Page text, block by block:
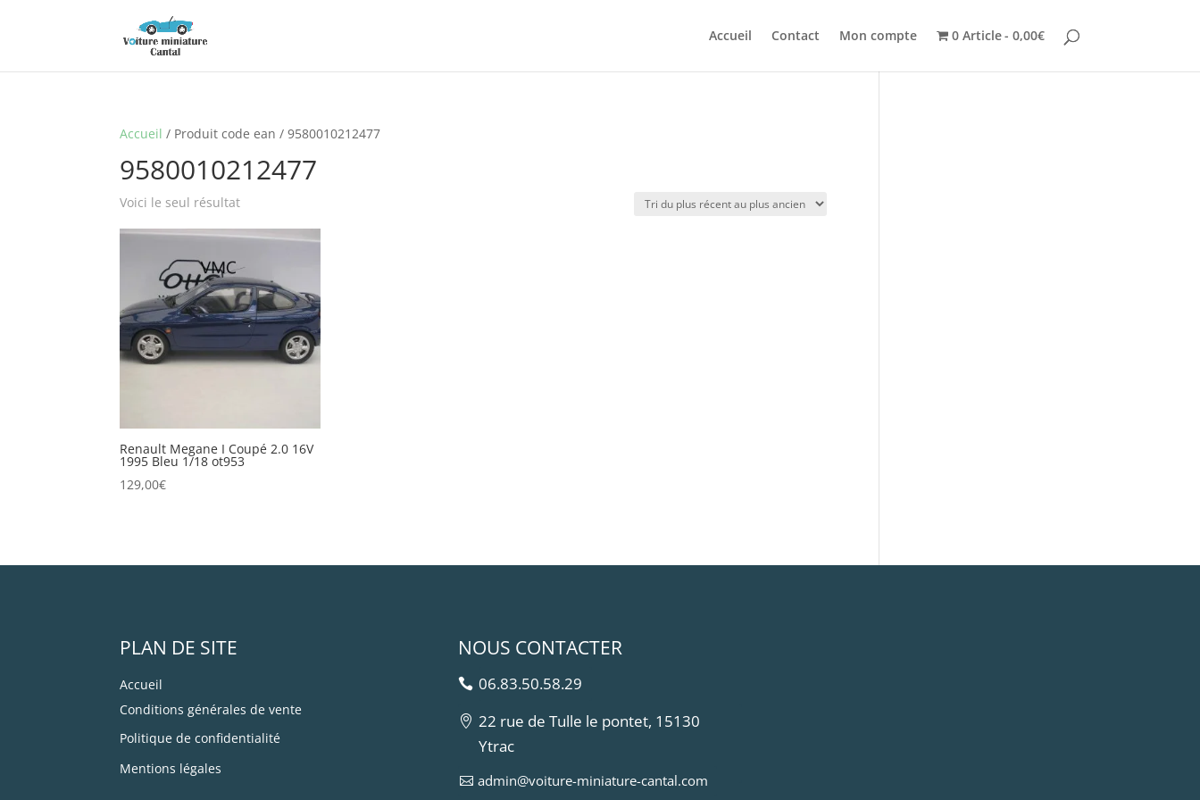
Accueil Contact Mon compte 0 Article 0,00€
Accueil / Produit code ean / 9580010212477
9580010212477
Voici le seul résultat
Renault Megane I Coupé 2.0 16V
1995 Bleu 1/18 ot953
129,00€
PLAN DE SITE
Accueil
Conditions générales de vente
Politique de confidentialité
Mentions légales
NOUS CONTACTER
06.83.50.58.29
22 rue de Tulle le pontet, 15130
Ytrac
admin@voiture-miniature-cantal.com